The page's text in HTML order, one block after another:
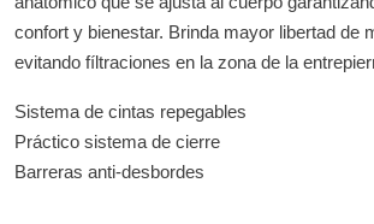
confort y bienestar. Brinda mayor libertad de
evitando fíltraciones en la zona de la
Sistema de cintas repegables
Práctico sistema de cierre
Barreras anti-desbordes